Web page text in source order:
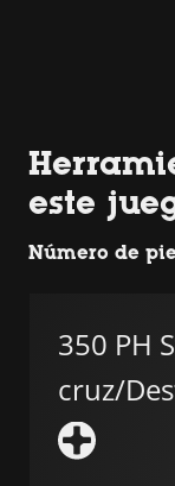
este
Número de
350 PH
cruz/